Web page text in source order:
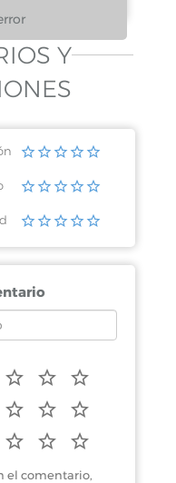
Y
el comentario,